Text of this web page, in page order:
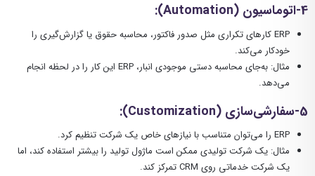
4-اتوماسیون (Automation):
ERP کارهای تکراری مثل صدور فاکتور، محاسبه حقوق یا گزارش‌گیری را
خودکار می‌کند.
مثال: به‌جای محاسبه دستی موجودی انبار، ERP این کار را در لحظه انجام
می‌دهد.
5-سفارشی‌سازی (Customization):
ERP را می‌توان متناسب با نیازهای خاص یک شرکت تنظیم کرد.
مثال: یک شرکت تولیدی ممکن است ماژول تولید را بیشتر استفاده کند، اما
یک شرکت خدماتی روی CRM تمرکز کند.